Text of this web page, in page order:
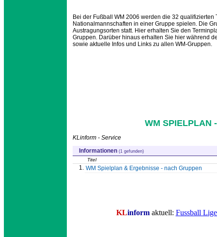
Bei der Fußball WM 2006 werden die 32
Nationalmannschaften in einer Gruppe spielen. Die
Austragungsorten statt. Hier erhalten Sie den
Gruppen. Darüber hinaus erhalten Sie hier während
sowie aktuelle Infos und Links zu allen WM-Gruppen.
WM SPIELPLAN
KLinform - Service
Informationen (1 gefunden)
Titel
1. WM Spielplan & Ergebnisse - nach Gruppen